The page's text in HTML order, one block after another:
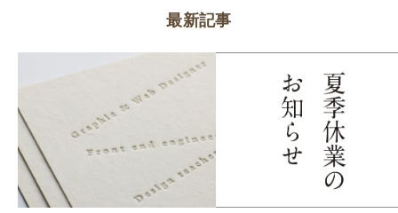
最新記事